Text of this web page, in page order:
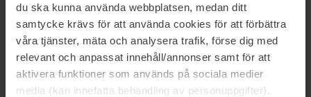
du ska kunna använda webbplatsen, medan ditt
samtycke krävs för att använda cookies för att förbättra
våra tjänster, mäta och analysera trafik, förse dig med
relevant och anpassat innehåll/annonser samt för att
aktivera funktioner som används på sociala medier
media (kan innefatta behandling av personuppgifter).
L'Oréal Paris
Excellence Crème 3
1 pcs
14 € Niet op voorraad
Excellence Crème 10 Extra
Ljusblond
1 pcs
14 €